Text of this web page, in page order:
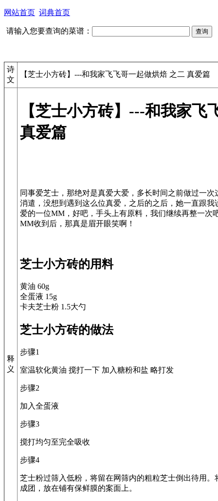
网站首页 词典首页
请输入您要查询的菜谱：
诗
文
【芝士小方砖】---和我家飞飞哥一起做烘焙 之二 真爱篇
释
义
【芝士小方砖】---和我家飞
真爱篇
同事爱芝士，那绝对是真爱大爱，多长时间之前做过一
消遣，没想到遇到这么位真爱，之后的之后，她一直跟
爱的一位MM，好吧，手头上有原料，我们继续再整一次
MM收到后，那真是眉开眼笑啊！
芝士小方砖的用料
黄油 60g
全蛋液 15g
卡夫芝士粉 1.5大勺
芝士小方砖的做法
步骤1
室温软化黄油 搅打一下 加入糖粉和盐 略打发
步骤2
加入全蛋液
步骤3
搅打均匀至完全吸收
步骤4
芝士粉过筛入低粉，将留在网筛内的粗粒芝士倒出待用
成团，放在铺有保鲜膜的案面上。